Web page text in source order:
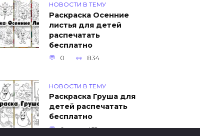
НОВОСТИ В ТЕМУ
Раскраска Осенние
листья для детей
распечатать
бесплатно
0 834
НОВОСТИ В ТЕМУ
Раскраска Груша для
детей распечатать
бесплатно
0 452